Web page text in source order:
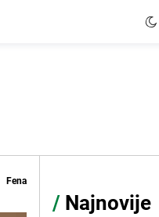
Fena
/ Najnovije